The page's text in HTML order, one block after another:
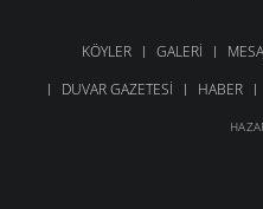
KÖYLER GALERI
DUVAR GAZETESI
HABER